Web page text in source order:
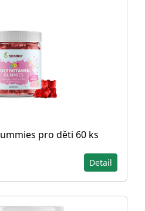
pro děti 60 ks
Detail